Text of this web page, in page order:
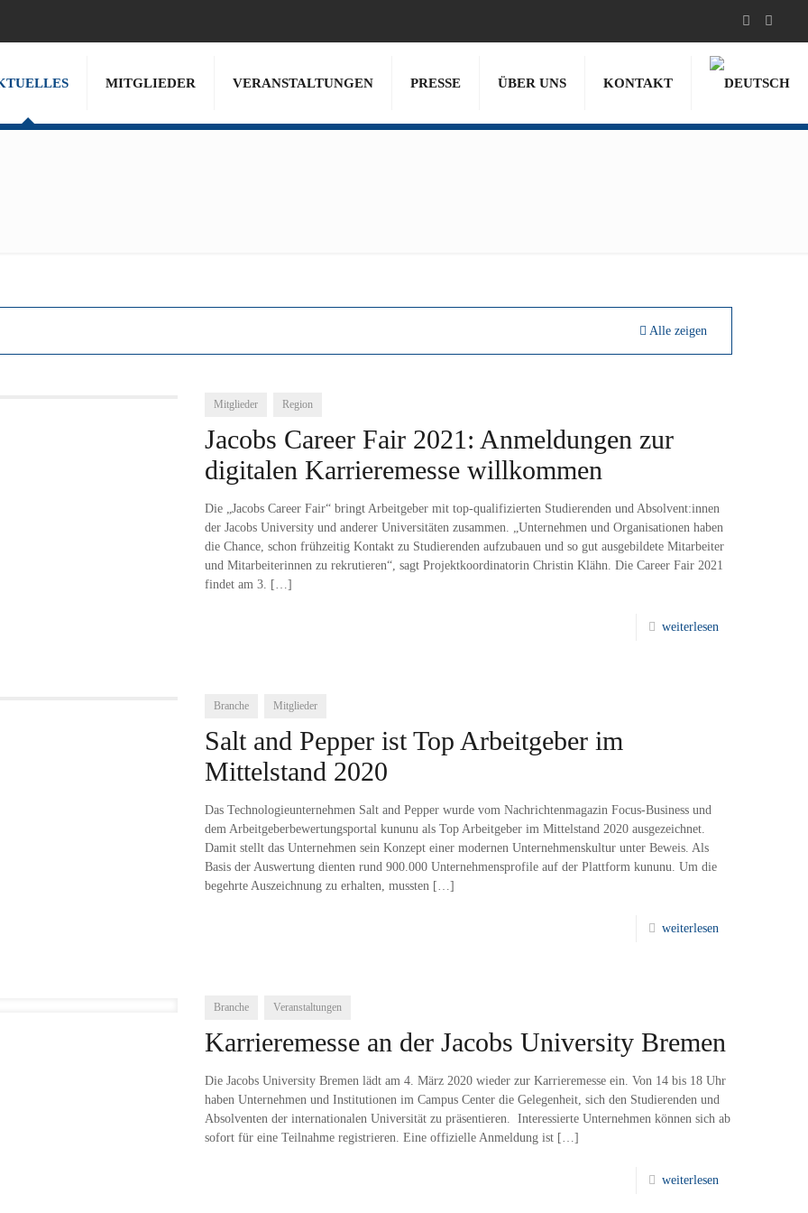
MITGLIEDER VERANSTALTUNGEN PRESSE ÜBER UNS KONTAKT
Alle zeigen
Mitglieder Region
Jacobs Career Fair 2021: Anmeldungen zur
digitalen Karrieremesse willkommen
Die „Jacobs Career Fair“ bringt Arbeitgeber mit top-qualifizierten Studierenden und Absolvent:innen
der Jacobs University und anderer Universitäten zusammen. „Unternehmen und Organisationen haben
die Chance, schon frühzeitig Kontakt zu Studierenden aufzubauen und so gut ausgebildete Mitarbeiter
und Mitarbeiterinnen zu rekrutieren“, sagt Projektkoordinatorin Christin Klähn. Die Career Fair 2021
findet am 3. […]
weiterlesen
Branche Mitglieder
Salt and Pepper ist Top Arbeitgeber im
Mittelstand 2020
Das Technologieunternehmen Salt and Pepper wurde vom Nachrichtenmagazin Focus-Business und
dem Arbeitgeberbewertungsportal kununu als Top Arbeitgeber im Mittelstand 2020 ausgezeichnet.
Damit stellt das Unternehmen sein Konzept einer modernen Unternehmenskultur unter Beweis. Als
Basis der Auswertung dienten rund 900.000 Unternehmensprofile auf der Plattform kununu. Um die
begehrte Auszeichnung zu erhalten, mussten […]
weiterlesen
Branche Veranstaltungen
Karrieremesse an der Jacobs University Bremen
Die Jacobs University Bremen lädt am 4. März 2020 wieder zur Karrieremesse ein. Von 14 bis 18 Uhr
haben Unternehmen und Institutionen im Campus Center die Gelegenheit, sich den Studierenden und
Absolventen der internationalen Universität zu präsentieren. Interessierte Unternehmen können sich ab
sofort für eine Teilnahme registrieren. Eine offizielle Anmeldung ist […]
weiterlesen